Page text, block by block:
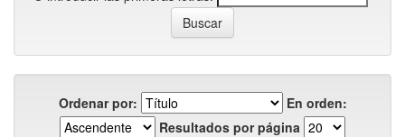
Ordenar por:
En orden:
Resultados por página